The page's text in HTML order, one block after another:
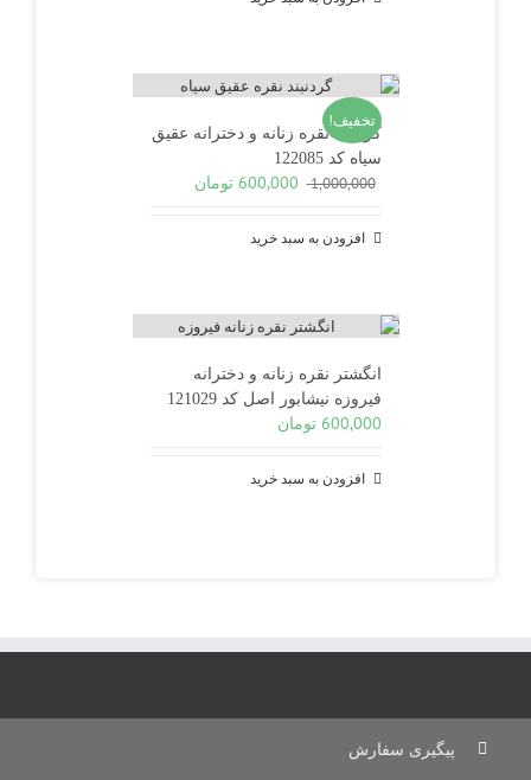
تخفیف!
گردنبند نقره زنانه و دخترانه عقیق
سیاه کد 122085
1,000,000
قیمت
بود.
600,000 تومان
افزودن به سبد خرید
انگشتر نقره زنانه و دخترانه
فیروزه نیشابور اصل کد 121029
600,000 تومان
افزودن به سبد خرید
پیگیری سفارش